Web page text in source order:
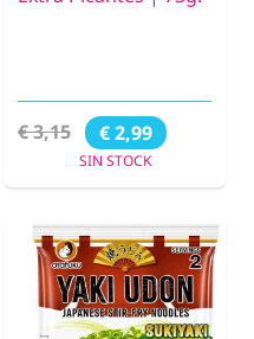
€ 3,15 € 2,99
SIN STOCK